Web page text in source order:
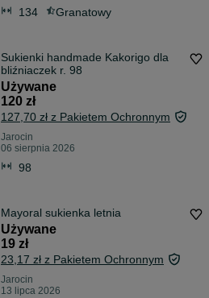
134 Granatowy
Sukienki handmade Kakorigo dla
bliźniaczek r. 98
Używane
120 zł
127,70 zł z Pakietem Ochronnym
Jarocin
06 sierpnia 2026
98
Mayoral sukienka letnia
Używane
19 zł
23,17 zł z Pakietem Ochronnym
Jarocin
13 lipca 2026